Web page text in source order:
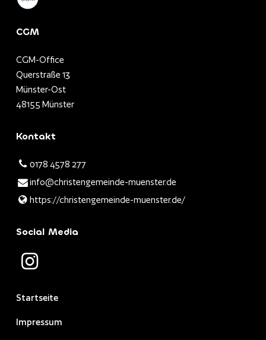
CGM
CGM-Office
Querstraße 13
Münster-Ost
48155 Münster
Kontakt
0178 4578 277
info@​christengemeinde-muenster.​de
https://christengemeinde-muenster.​de/
Social Media
Startseite
Impressum